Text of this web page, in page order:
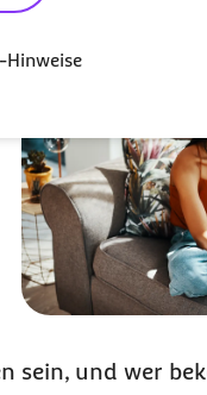
Hinweise
über die
sein, und wer